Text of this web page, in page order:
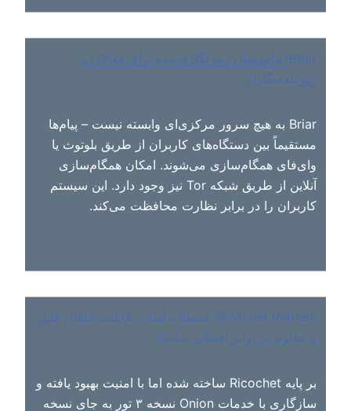
Briar: پیام‌رسان رمزنگاری‌شده برای فعالان و
روزنامه‌نگاران
Briar به هیچ سرور مرکزی‌ای وابسته نیست – پیام‌ها
مستقیماً بین دستگاه‌های کاربران از طریق بلوتوث یا
وای‌فای همگام‌سازی می‌شوند. امکان همگام‌سازی
آنلاین از طریق شبکه Tor نیز وجود دارد. این سیستم
کاربران را در برابر نظارت محافظت می‌کند.
Ricochet Refresh: استفاده آسان، قابلیت انتقال فایل
و مقاوم در برابر افشای متادیتا
بر پایه Ricochet ساخته شده اما با امنیت بهبود یافته و
سازگاری با خدمات Onion نسخه ۳ تور به جای نسخه